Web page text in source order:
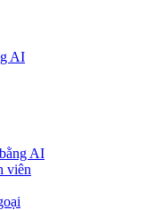
AI
AI
viên